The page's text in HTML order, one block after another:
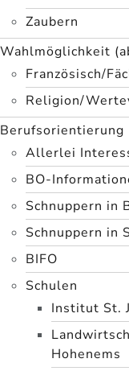
Zaubern
Wahlmöglichkeit
Französisch/
Religion/
Berufsorientierung
Allerlei
BO-
Schnuppern in
Schnuppern in
BIFO
Schulen
Institut St.
Hohenems